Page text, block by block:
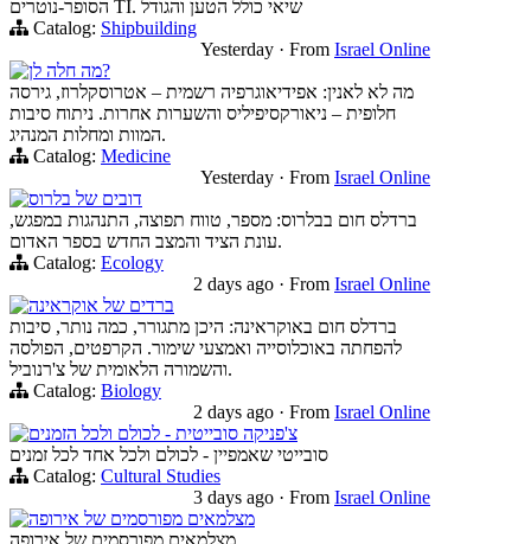
הסופר-נוטרים TI. שיאי כולל הטען והגודל
Catalog: Shipbuilding
Yesterday · From Israel Online
מה חלה לן?
מה לא לאנין: אפידיאוגרפיה רשמית – אטרוסקלרוז, גירסה
חלופית – ניאורקסיפיליס והשערות אחרות. ניתוח סיבות
המוות ומחלות המנהיג.
Catalog: Medicine
Yesterday · From Israel Online
דובים של בלרוס
ברדלס חום בבלרוס: מספר, טווח תפוצה, התנהגות במפגש,
עונת הציד והמצב החדש בספר האדום.
Catalog: Ecology
2 days ago · From Israel Online
ברדים של אוקראינה
ברדלס חום באוקראינה: היכן מתגורר, כמה נותר, סיבות
להפחתה באוכלוסייה ואמצעי שימור. הקרפטים, הפולסה
והשמורה הלאומית של צ'רנוביל.
Catalog: Biology
2 days ago · From Israel Online
צ'פניקה סובייטית - לכולם ולכל הזמנים
סובייטי שאמפיין - לכולם ולכל אחד לכל זמנים
Catalog: Cultural Studies
3 days ago · From Israel Online
מצלמאים מפורסמים של אירופה
מצלמאים מפורסמים של אירופה